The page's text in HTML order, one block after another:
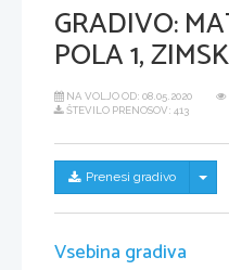
GRADIVO:
POLA 1,
NA VOLJO OD: 08.05.2020
ŠTEVILO PRENOSOV: 413
Prenesi gradivo
Vsebina gradiva